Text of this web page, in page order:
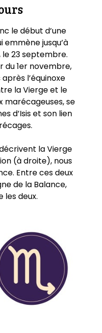
le début d’une
emmène jusqu’à
le 23 septembre.
1er novembre,
l’équinoxe
la Vierge et le
marécageuses, se
d’Isis et son lien
la Vierge
(à droite), nous
Entre ces deux
de la Balance,
les deux.